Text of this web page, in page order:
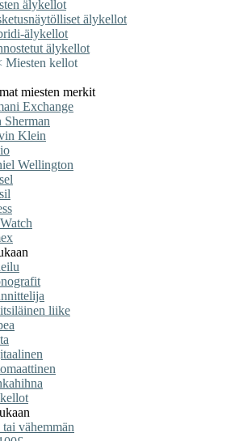
älykellot
älykellot
älykellot
älykellot
Miesten kellot
miesten merkit
Exchange
Sherman
Klein
Wellington
liike
tai vähemmän